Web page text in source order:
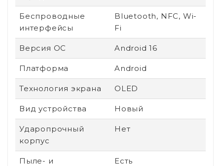
Беспроводные
интерфейсы
Bluetooth, NFC, Wi-
Fi
Версия ОС Android 16
Платформа Android
Технология экрана OLED
Вид устройства Новый
Ударопрочный
корпус
Нет
Пыле- и
Есть